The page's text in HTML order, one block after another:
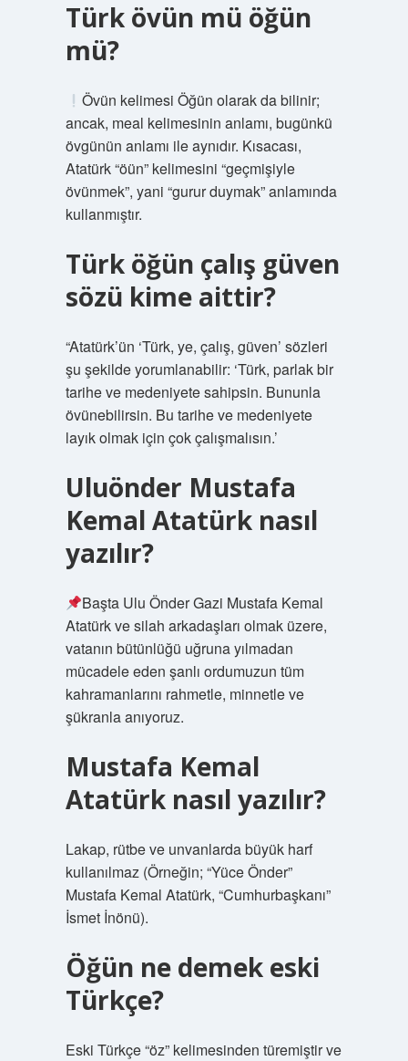
Türk övün mü öğün
mü?
Övün kelimesi Öğün olarak da bilinir;
ancak, meal kelimesinin anlamı, bugünkü
övgünün anlamı ile aynıdır. Kısacası,
Atatürk “öün” kelimesini “geçmişiyle
övünmek”, yani “gurur duymak” anlamında
kullanmıştır.
Türk öğün çalış güven
sözü kime aittir?
“Atatürk’ün ‘Türk, ye, çalış, güven’ sözleri
şu şekilde yorumlanabilir: ‘Türk, parlak bir
tarihe ve medeniyete sahipsin. Bununla
övünebilirsin. Bu tarihe ve medeniyete
layık olmak için çok çalışmalısın.’
Uluönder Mustafa
Kemal Atatürk nasıl
yazılır?
Başta Ulu Önder Gazi Mustafa Kemal
Atatürk ve silah arkadaşları olmak üzere,
vatanın bütünlüğü uğruna yılmadan
mücadele eden şanlı ordumuzun tüm
kahramanlarını rahmetle, minnetle ve
şükranla anıyoruz.
Mustafa Kemal
Atatürk nasıl yazılır?
Lakap, rütbe ve unvanlarda büyük harf
kullanılmaz (Örneğin; “Yüce Önder”
Mustafa Kemal Atatürk, “Cumhurbaşkanı”
İsmet İnönü).
Öğün ne demek eski
Türkçe?
Eski Türkçe “öz” kelimesinden türemiştir ve